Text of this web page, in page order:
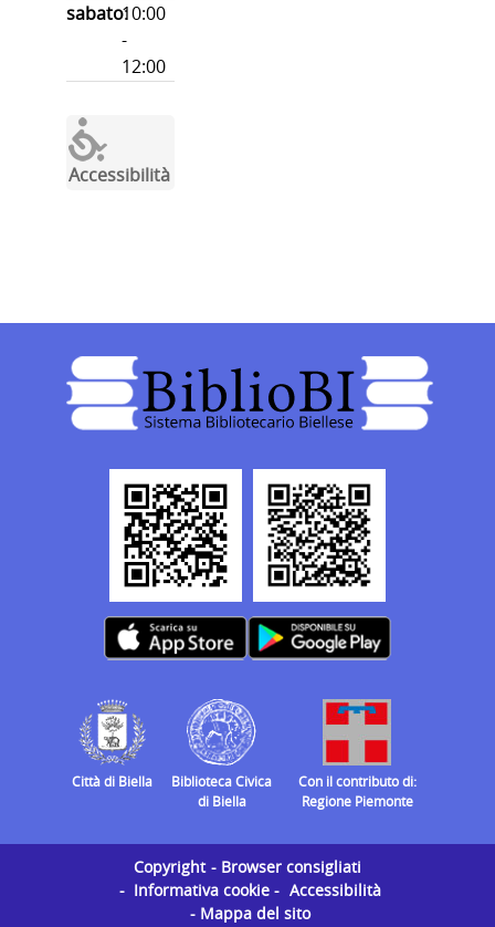
sabato:
10:00
-
12:00
Accessibilità
Città di Biella
Biblioteca Civica
di Biella
Con il contributo di:
Regione Piemonte
Copyright
Browser consigliati
Informativa cookie
Accessibilità
Mappa del sito